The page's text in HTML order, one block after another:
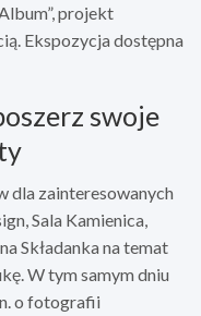
projekt
Ekspozycja dostępna
swoje
dla zainteresowanych
Sala Kamienica,
Składanka na temat
W tym samym dniu
o fotografii